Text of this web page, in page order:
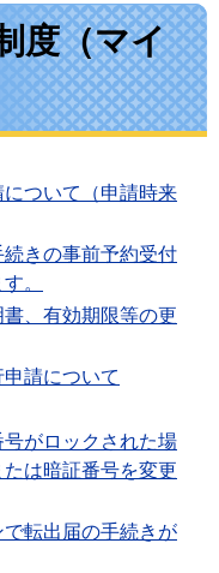
度（マイ
ついて（申請時来
きの事前予約受付
。
、有効期限等の更
請について
号がロックされた場
は暗証番号を変更
転出届の手続きが